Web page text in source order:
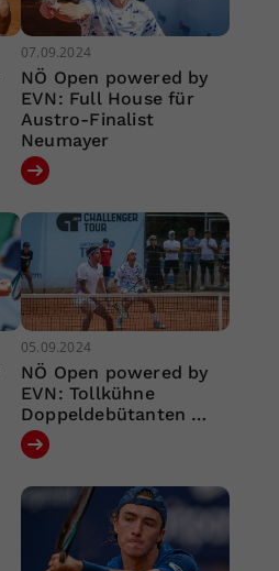
07.09.2024
NÖ Open powered by
EVN: Full House für
Austro-Finalist
Neumayer
05.09.2024
NÖ Open powered by
EVN: Tollkühne
Doppeldebütanten …